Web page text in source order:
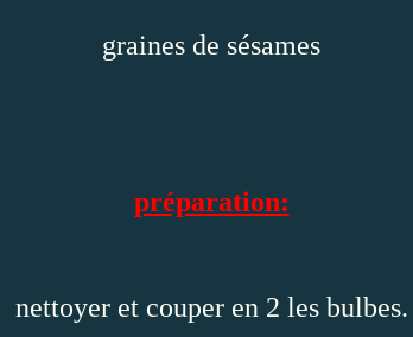
graines de sésames
préparation:
nettoyer et couper en 2 les bulbes.